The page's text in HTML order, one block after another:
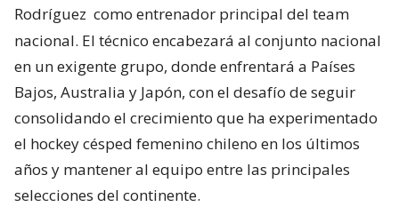
Rodríguez como entrenador principal del team
nacional. El técnico encabezará al conjunto nacional
en un exigente grupo, donde enfrentará a Países
Bajos, Australia y Japón, con el desafío de seguir
consolidando el crecimiento que ha experimentado
el hockey césped femenino chileno en los últimos
años y mantener al equipo entre las principales
selecciones del continente.